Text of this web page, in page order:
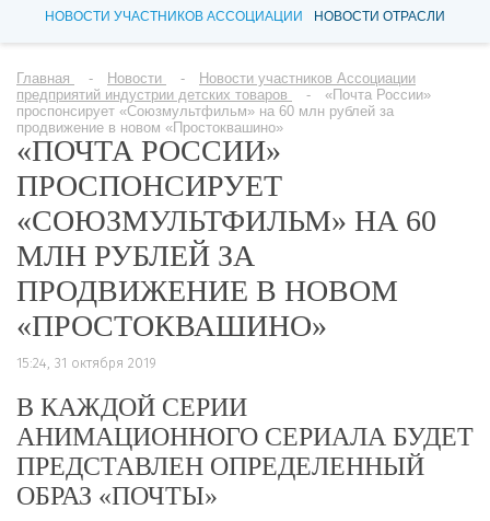
НОВОСТИ УЧАСТНИКОВ АССОЦИАЦИИ
НОВОСТИ ОТРАСЛИ
Главная Новости
Новости участников Ассоциации
предприятий индустрии детских товаров
«Почта России»
проспонсирует «Союзмультфильм» на 60 млн рублей за
продвижение в новом «Простоквашино»
«ПОЧТА РОССИИ»
ПРОСПОНСИРУЕТ
«СОЮЗМУЛЬТФИЛЬМ» НА 60
МЛН РУБЛЕЙ ЗА
ПРОДВИЖЕНИЕ В НОВОМ
«ПРОСТОКВАШИНО»
15:24, 31 октября 2019
В КАЖДОЙ СЕРИИ
АНИМАЦИОННОГО СЕРИАЛА БУДЕТ
ПРЕДСТАВЛЕН ОПРЕДЕЛЕННЫЙ
ОБРАЗ «ПОЧТЫ»